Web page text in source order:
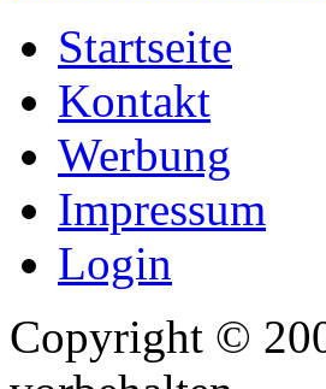
Startseite
Kontakt
Werbung
Impressum
Login
Copyright ©